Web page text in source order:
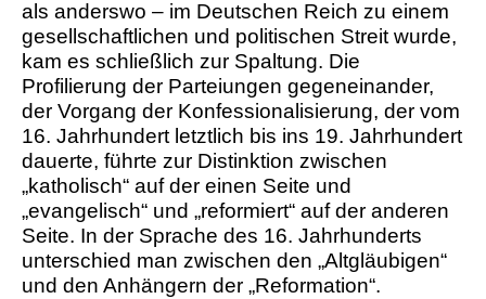
als anderswo – im Deutschen Reich zu einem
gesellschaftlichen und politischen Streit wurde,
kam es schließlich zur Spaltung. Die
Profilierung der Parteiungen gegeneinander,
der Vorgang der Konfessionalisierung, der vom
16. Jahrhundert letztlich bis ins 19. Jahrhundert
dauerte, führte zur Distinktion zwischen
„katholisch“ auf der einen Seite und
„evangelisch“ und „reformiert“ auf der anderen
Seite. In der Sprache des 16. Jahrhunderts
unterschied man zwischen den „Altgläubigen“
und den Anhängern der „Reformation“.